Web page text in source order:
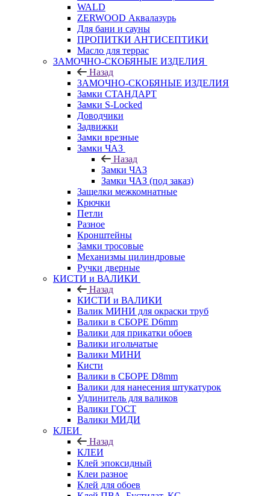
WALD
ZERWOOD Аквалазурь
Для бани и сауны
ПРОПИТКИ АНТИСЕПТИКИ
Масло для террас
ЗАМОЧНО-СКОБЯНЫЕ ИЗДЕЛИЯ
Назад
ЗАМОЧНО-СКОБЯНЫЕ ИЗДЕЛИЯ
Замки СТАНДАРТ
Замки S-Locked
Доводчики
Задвижки
Замки врезные
Замки ЧАЗ
Назад
Замки ЧАЗ
Замки ЧАЗ (под заказ)
Защелки межкомнатные
Крючки
Петли
Разное
Кронштейны
Замки тросовые
Механизмы цилиндровые
Ручки дверные
КИСТИ и ВАЛИКИ
Назад
КИСТИ и ВАЛИКИ
Валик МИНИ для окраски труб
Валики в СБОРЕ D6mm
Валики для прикатки обоев
Валики игольчатые
Валики МИНИ
Кисти
Валики в СБОРЕ D8mm
Валики для нанесения штукатурок
Удлинитель для валиков
Валики ГОСТ
Валики МИДИ
КЛЕИ
Назад
КЛЕИ
Клей эпоксидный
Клеи разное
Клей для обоев